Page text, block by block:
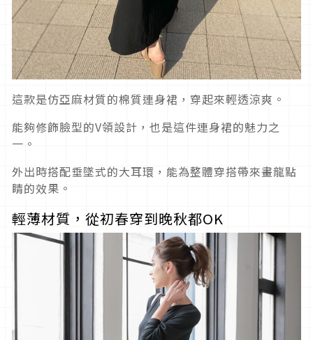
這款是仿亞麻材質的棉質連身裙，穿起來輕透涼爽。
能夠修飾臉型的V領設計，也是這件連身裙的魅力之
一。
外出時搭配垂墜式的大耳環，能為整體穿搭帶來畫龍點
睛的效果。
輕薄材質，從初春穿到晚秋都OK